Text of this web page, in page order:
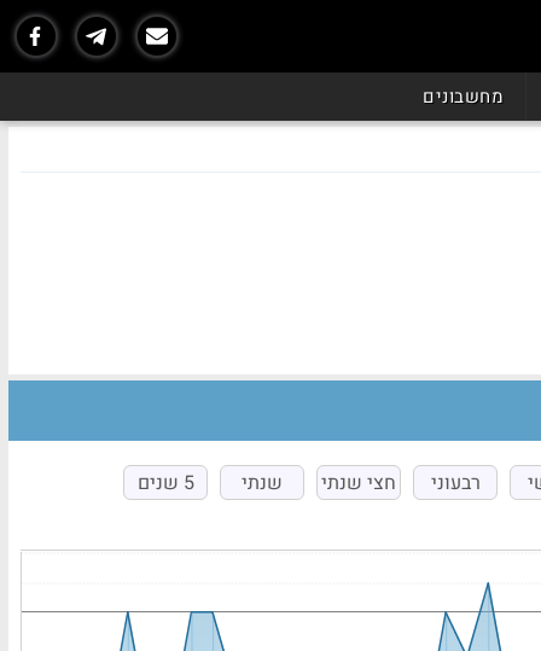
מחשבונים
רבעוני חצי שנתי שנתי 5 שנים